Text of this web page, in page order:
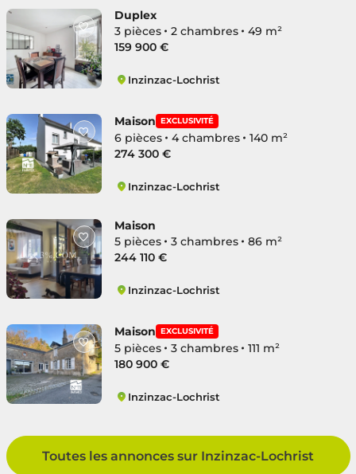
Duplex
3 pièces
2 chambres
49 m²
159 900 €
Inzinzac-Lochrist
Maison EXCLUSIVITÉ
6 pièces 4 chambres
140 m²
274 300 €
Inzinzac-Lochrist
Maison
5 pièces
3 chambres
86 m²
244 110 €
Inzinzac-Lochrist
Maison EXCLUSIVITÉ
5 pièces 3 chambres
111 m²
180 900 €
Inzinzac-Lochrist
Toutes les annonces sur Inzinzac-Lochrist